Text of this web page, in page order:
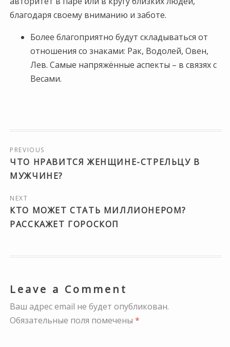
благодаря своему вниманию и заботе.
Более благоприятно будут складываться от
отношения со знаками: Рак, Водолей, Овен,
Лев. Самые напряжённые аспекты – в связях с
Весами.
Навигация
по
записям
PREVIOUS
ЧТО НРАВИТСЯ ЖЕНЩИНЕ-СТРЕЛЬЦУ В
МУЖЧИНЕ?
NEXT
КТО МОЖЕТ СТАТЬ МИЛЛИОНЕРОМ?
РАССКАЖЕТ ГОРОСКОП
Leave a Comment
Ваш адрес email не будет опубликован.
Обязательные поля помечены*